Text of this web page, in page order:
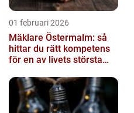
01 februari 2026
Mäklare Östermalm: så
hittar du rätt kompetens
för en av livets största